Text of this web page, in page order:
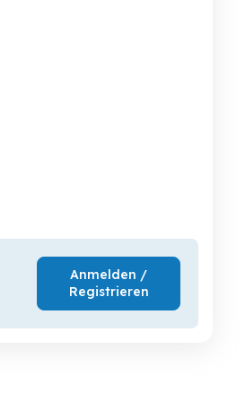
Anmelden /
Registrieren